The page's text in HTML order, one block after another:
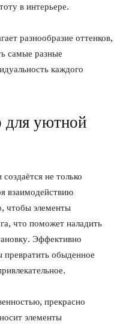
в интерьере.
разнообразие оттенков,
самые разные
каждого
для уютной
не только
взаимодействию
чтобы элементы
что поможет наладить
Эффективно
обыденное
прекрасно
элементы